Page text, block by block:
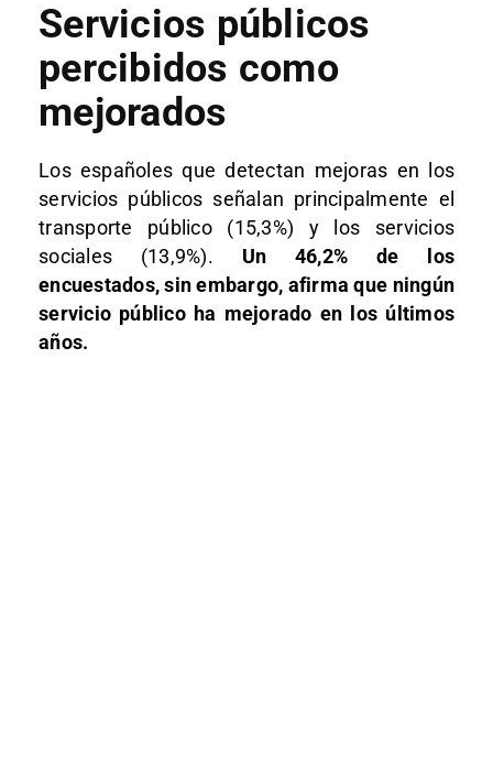
Servicios públicos
percibidos como
mejorados
Los españoles que detectan mejoras en los
servicios públicos señalan principalmente el
transporte público (15,3%) y los servicios
sociales (13,9%). Un 46,2% de los
encuestados, sin embargo, afirma que ningún
servicio público ha mejorado en los últimos
años.​